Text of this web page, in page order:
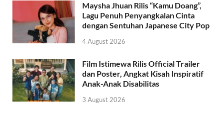
Maysha Jhuan Rilis “Kamu Doang”,
Lagu Penuh Penyangkalan Cinta
dengan Sentuhan Japanese City Pop
4 August 2026
Film Istimewa Rilis Official Trailer
dan Poster, Angkat Kisah Inspiratif
Anak-Anak Disabilitas
3 August 2026